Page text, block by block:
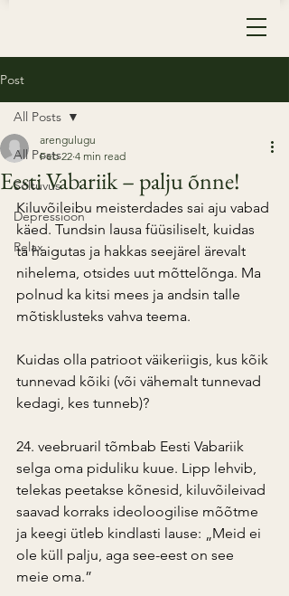
Post
All Posts
Sõltuvus
Depressioon
Relax
All Posts
Eesti Vabariik – palju õnne!
arengulugu
Feb 22 4 min read
Kiluvõileibu meisterdades sai aju vabad
käed. Tundsin lausa füüsiliselt, kuidas
ta haigutas ja hakkas seejärel ärevalt
nihelema, otsides uut mõttelõnga. Ma
polnud ka kitsi mees ja andsin talle
mõtisklusteks vahva teema.
Kuidas olla patrioot väikeriigis, kus kõik
tunnevad kõiki (või vähemalt tunnevad
kedagi, kes tunneb)?
24. veebruaril tõmbab Eesti Vabariik
selga oma piduliku kuue. Lipp lehvib,
telekas peetakse kõnesid, kiluvõileivad
saavad korraks ideoloogilise mõõtme
ja keegi ütleb kindlasti lause: „Meid ei
ole küll palju, aga see-eest on see
meie oma.”